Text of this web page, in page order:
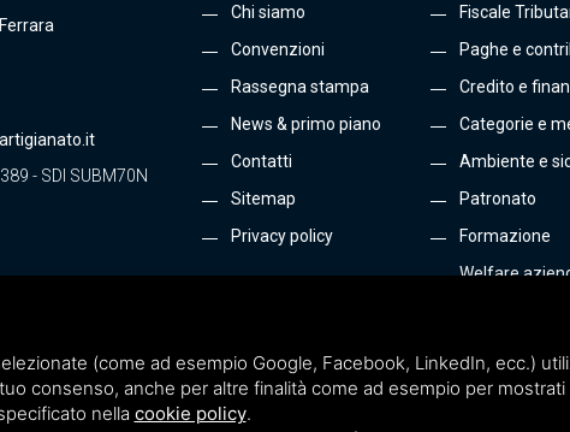
- SDI SUBM70N
Chi siamo
Convenzioni
Rassegna stampa
News & primo piano
Contatti
Sitemap
Privacy policy
Fiscale
Paghe e
Credito e
Categorie e
Ambiente e
Patronato
Formazione
Welfare
(come ad esempio Google, Facebook, LinkedIn, ecc.)
consenso, anche per altre finalità come ad esempio per
nella cookie policy.